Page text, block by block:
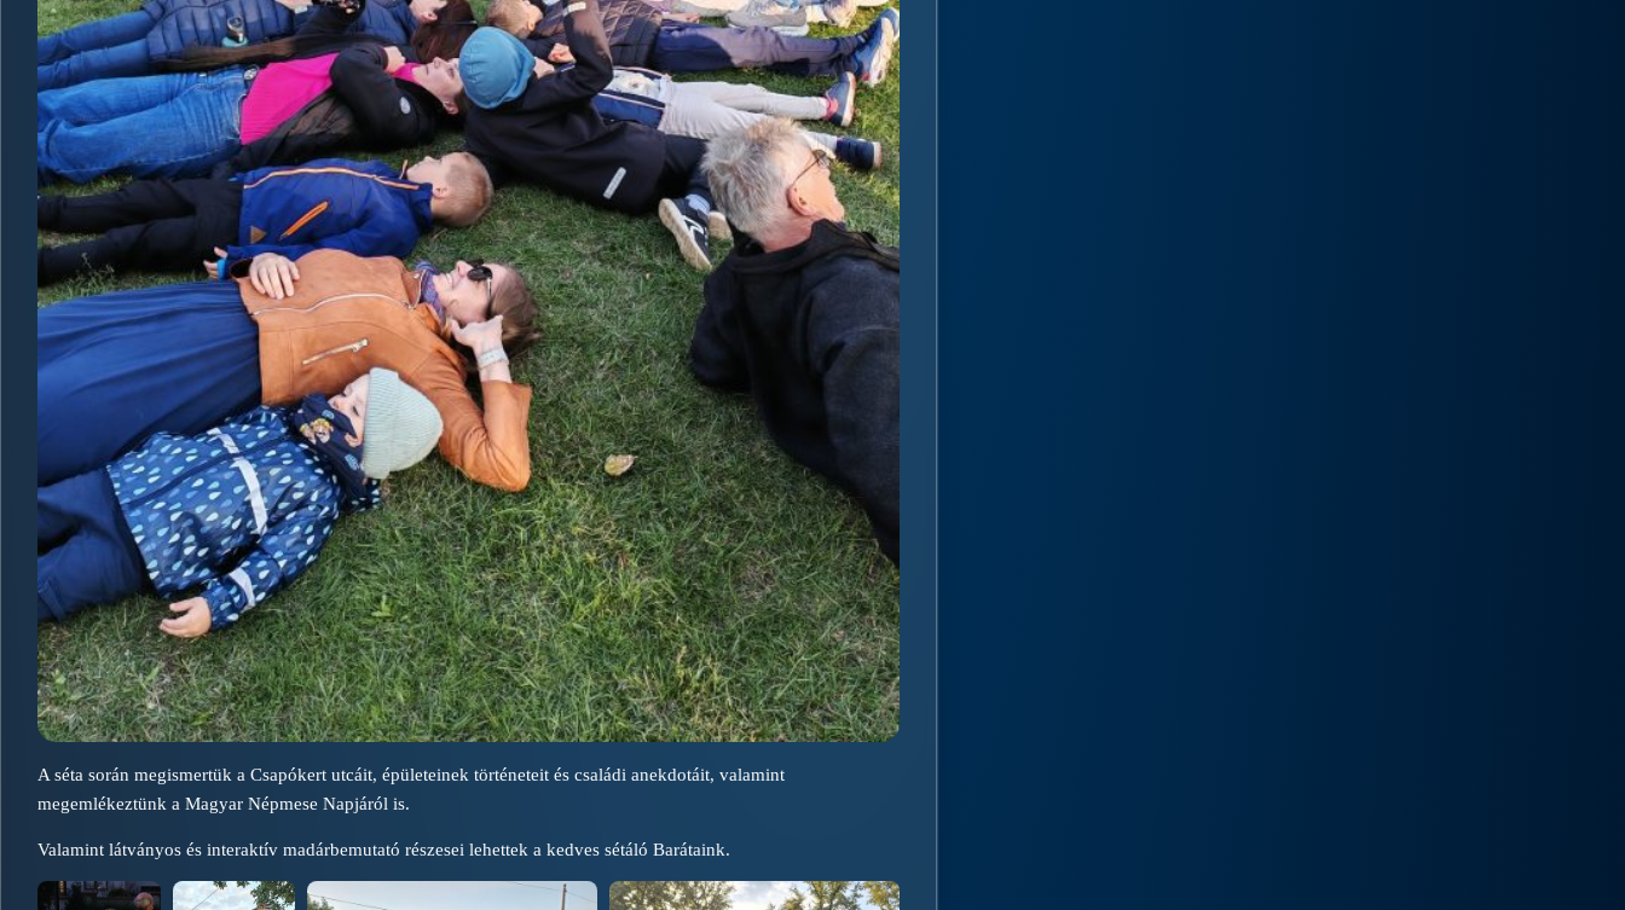
A séta során megismertük a Csapókert utcáit, épületeinek történeteit és családi anekdotáit, valamint
megemlékeztünk a Magyar Népmese Napjáról is.
Valamint látványos és interaktív madárbemutató részesei lehettek a kedves sétáló Barátaink.